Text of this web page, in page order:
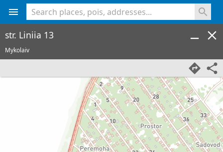
str. Liniia 13
Mykolaiv
<% console.log(hcard) %>